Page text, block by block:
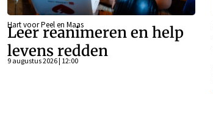
Hart voor Peel en Maas
Leer reanimeren en help
levens redden
9 augustus 2026 | 12:00